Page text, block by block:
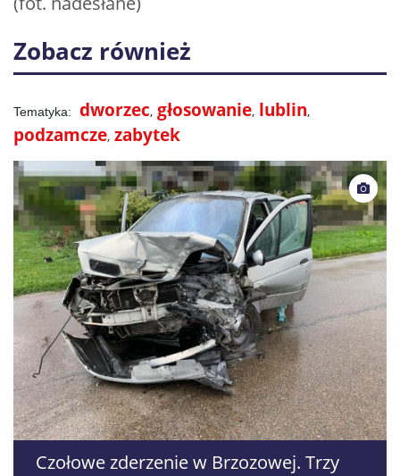
Zobacz również
dworzec głosowanie lublin
podzamcze zabytek
Czołowe zderzenie w Brzozowej. Trzy